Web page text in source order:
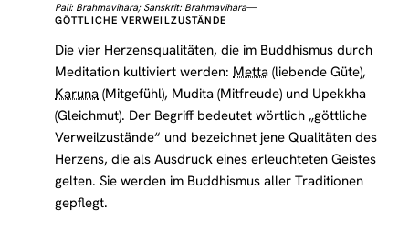
Pali: Brahmavihārā; Sanskrit: Brahmavihāra—
GÖTTLICHE VERWEILZUSTÄNDE
Die vier Herzensqualitäten, die im Buddhismus durch
Meditation kultiviert werden: Metta (liebende Güte),
Karuna (Mitgefühl), Mudita (Mitfreude) und Upekkha
(Gleichmut). Der Begriff bedeutet wörtlich „göttliche
Verweilzustände“ und bezeichnet jene Qualitäten des
Herzens, die als Ausdruck eines erleuchteten Geistes
gelten. Sie werden im Buddhismus aller Traditionen
gepflegt.